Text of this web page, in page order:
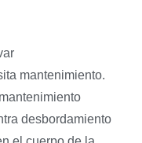
mantenimiento.
desbordamiento